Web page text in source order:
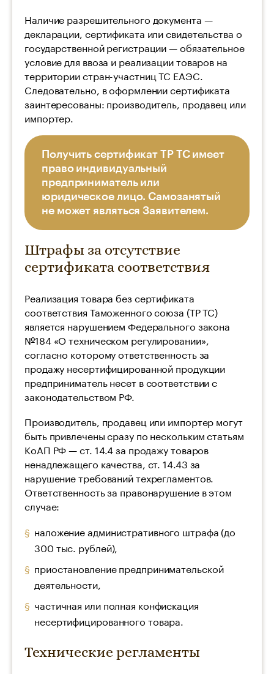
Наличие разрешительного документа —
декларации, сертификата или свидетельства о
государственной регистрации — обязательное
условие для ввоза и реализации товаров на
территории стран-участниц ТС ЕАЭС.
Следовательно, в оформлении сертификата
заинтересованы: производитель, продавец или
импортер.
Получить сертификат ТР ТС имеет
право индивидуальный
предприниматель или
юридическое лицо. Самозанятый
не может являться Заявителем.
Штрафы за отсутствие
сертификата соответствия
Реализация товара без сертификата
соответствия Таможенного союза (ТР ТС)
является нарушением Федерального закона
№184 «О техническом регулировании»,
согласно которому ответственность за
продажу несертифицированной продукции
предприниматель несет в соответствии с
законодательством РФ.
Производитель, продавец или импортер могут
быть привлечены сразу по нескольким статьям
КоАП РФ — ст. 14.4 за продажу товаров
ненадлежащего качества, ст. 14.43 за
нарушение требований техрегламентов.
Ответственность за правонарушение в этом
случае:
наложение административного штрафа (до
300 тыс. рублей),
приостановление предпринимательской
деятельности,
частичная или полная конфискация
несертифицированного товара.
Технические регламенты